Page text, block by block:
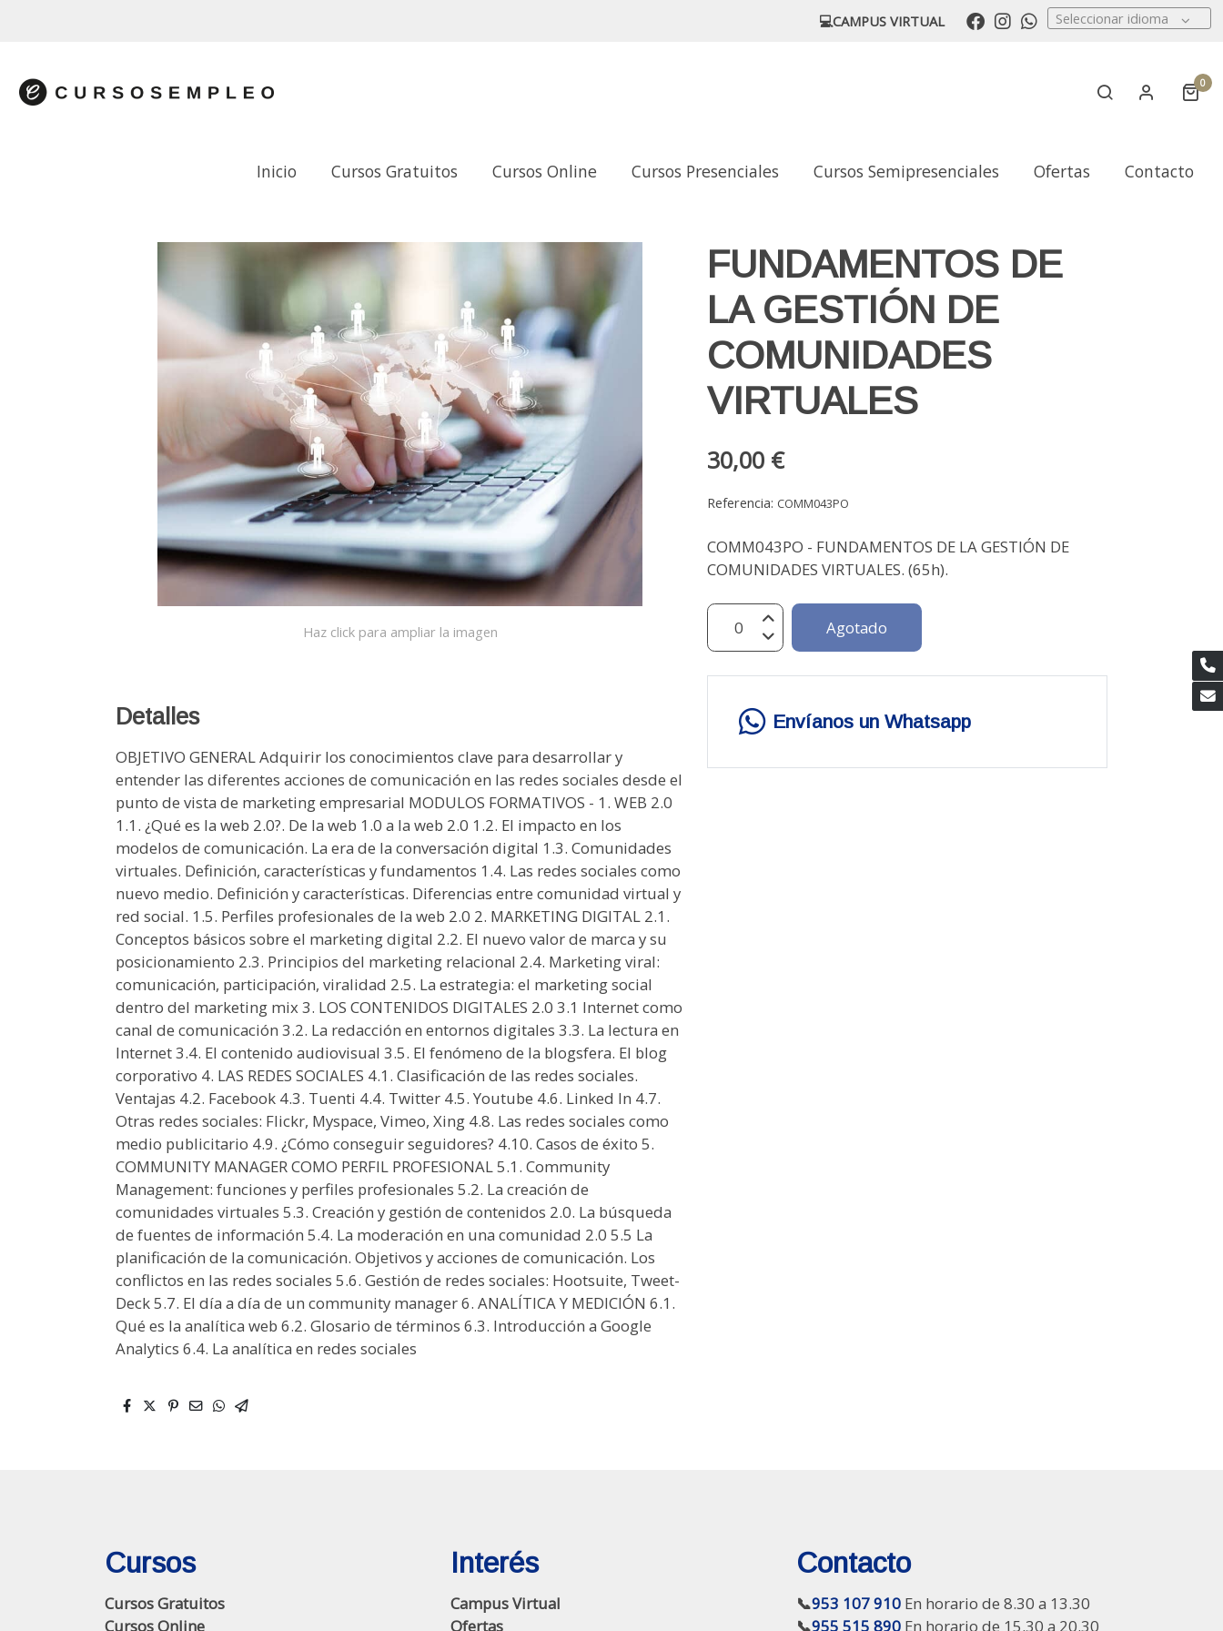
💻CAMPUS VIRTUAL Seleccionar idioma
0
Inicio Cursos Gratuitos Cursos Online Cursos Presenciales Cursos Semipresenciales Ofertas Contacto
Haz click para ampliar la imagen
Detalles
OBJETIVO GENERAL Adquirir los conocimientos clave para desarrollar y
entender las diferentes acciones de comunicación en las redes sociales desde el
punto de vista de marketing empresarial MODULOS FORMATIVOS - 1. WEB 2.0
1.1. ¿Qué es la web 2.0?. De la web 1.0 a la web 2.0 1.2. El impacto en los
modelos de comunicación. La era de la conversación digital 1.3. Comunidades
virtuales. Definición, características y fundamentos 1.4. Las redes sociales como
nuevo medio. Definición y características. Diferencias entre comunidad virtual y
red social. 1.5. Perfiles profesionales de la web 2.0 2. MARKETING DIGITAL 2.1.
Conceptos básicos sobre el marketing digital 2.2. El nuevo valor de marca y su
posicionamiento 2.3. Principios del marketing relacional 2.4. Marketing viral:
comunicación, participación, viralidad 2.5. La estrategia: el marketing social
dentro del marketing mix 3. LOS CONTENIDOS DIGITALES 2.0 3.1 Internet como
canal de comunicación 3.2. La redacción en entornos digitales 3.3. La lectura en
Internet 3.4. El contenido audiovisual 3.5. El fenómeno de la blogsfera. El blog
corporativo 4. LAS REDES SOCIALES 4.1. Clasificación de las redes sociales.
Ventajas 4.2. Facebook 4.3. Tuenti 4.4. Twitter 4.5. Youtube 4.6. Linked In 4.7.
Otras redes sociales: Flickr, Myspace, Vimeo, Xing 4.8. Las redes sociales como
medio publicitario 4.9. ¿Cómo conseguir seguidores? 4.10. Casos de éxito 5.
COMMUNITY MANAGER COMO PERFIL PROFESIONAL 5.1. Community
Management: funciones y perfiles profesionales 5.2. La creación de
comunidades virtuales 5.3. Creación y gestión de contenidos 2.0. La búsqueda
de fuentes de información 5.4. La moderación en una comunidad 2.0 5.5 La
planificación de la comunicación. Objetivos y acciones de comunicación. Los
conflictos en las redes sociales 5.6. Gestión de redes sociales: Hootsuite, Tweet-
Deck 5.7. El día a día de un community manager 6. ANALÍTICA Y MEDICIÓN 6.1.
Qué es la analítica web 6.2. Glosario de términos 6.3. Introducción a Google
Analytics 6.4. La analítica en redes sociales
FUNDAMENTOS DE
LA GESTIÓN DE
COMUNIDADES
VIRTUALES
30,00 €
Referencia: COMM043PO
COMM043PO - FUNDAMENTOS DE LA GESTIÓN DE
COMUNIDADES VIRTUALES. (65h).
Agotado
Envíanos un Whatsapp
Cursos
Cursos Gratuitos
Cursos Online
Interés
Campus Virtual
Ofertas
Contacto
📞953 107 910En horario de 8.30 a 13.30
📞955 515 890En horario de 15.30 a 20.30